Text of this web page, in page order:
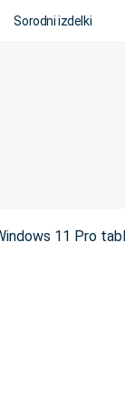
Sorodni izdelki